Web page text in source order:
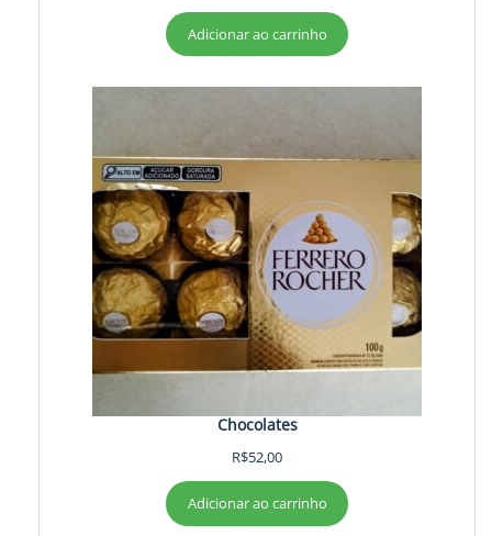
Adicionar ao carrinho
Chocolates
R$52,00
Adicionar ao carrinho